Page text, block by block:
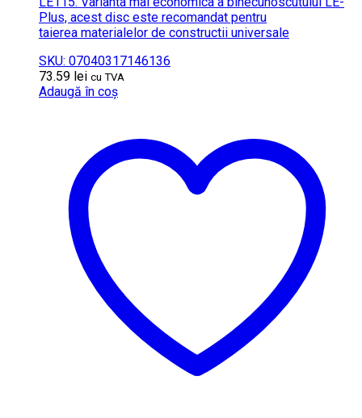
Plus, acest disc este recomandat pentru
taierea materialelor de constructii universale
SKU: 07040317146136
73.59 lei cu TVA
Adaugă în coș